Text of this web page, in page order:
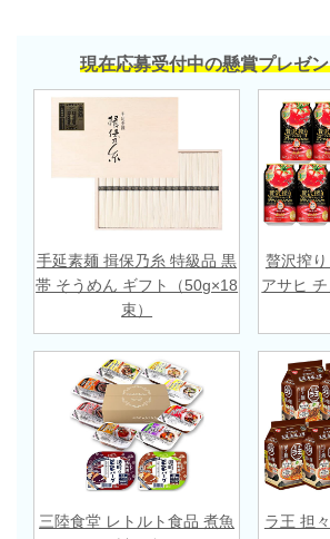
現在応募受付中の懸賞プレゼ
手延素麺 揖保乃糸 特級品 黒
帯 そうめん ギフト（50g×18
束）
贅沢搾
アサヒ
三陸食堂 レトルト食品 煮魚
ラ王 担